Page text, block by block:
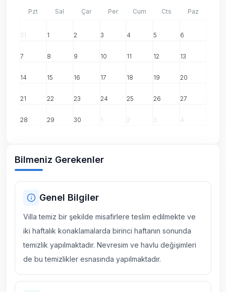
Pzt Sal Çar Per Cum Cts Paz
31 1 2 3 4 5 6
7 8 9 10 11 12 13
14 15 16 17 18 19 20
21 22 23 24 25 26 27
28 29 30 1 2 3 4
Bilmeniz Gerekenler
Genel Bilgiler
Villa temiz bir şekilde misafirlere teslim edilmekte ve
iki haftalık konaklamalarda birinci haftanın sonunda
temizlik yapılmaktadır. Nevresim ve havlu değişimleri
de bu temizlikler esnasında yapılmaktadır.